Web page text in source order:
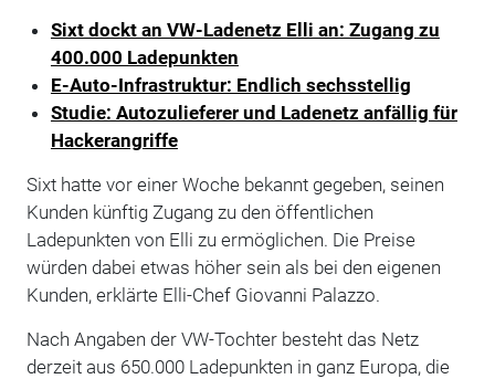
Sixt dockt an VW-Ladenetz Elli an: Zugang zu
400.000 Ladepunkten
E-Auto-Infrastruktur: Endlich sechsstellig
Studie: Autozulieferer und Ladenetz anfällig für
Hackerangriffe
Sixt hatte vor einer Woche bekannt gegeben, seinen
Kunden künftig Zugang zu den öffentlichen
Ladepunkten von Elli zu ermöglichen. Die Preise
würden dabei etwas höher sein als bei den eigenen
Kunden, erklärte Elli-Chef Giovanni Palazzo.
Nach Angaben der VW-Tochter besteht das Netz
derzeit aus 650.000 Ladepunkten in ganz Europa, die